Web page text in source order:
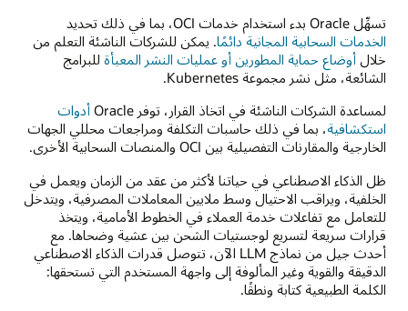
تسهِّل Oracle بدء استخدام خدمات OCI، بما في ذلك تحديد
الخدمات السحابية المجانية دائمًا. يمكن للشركات الناشئة التعلم من
خلال أوضاع حماية المطورين أو عمليات النشر المعبأة للبرامج
الشائعة، مثل نشر مجموعة Kubernetes.
لمساعدة الشركات الناشئة في اتخاذ القرار، توفر Oracle
أدوات
استكشافية، بما في ذلك حاسبات التكلفة ومراجعات محللي الجهات
الخارجية والمقارنات التفصيلية بين OCI والمنصات السحابية الأخرى.
ظل الذكاء الاصطناعي في حياتنا لأكثر من عقد من الزمان ويعمل في
الخلفية، ويراقب الاحتيال وسط ملايين المعاملات المصرفية، ويتدخل
للتعامل مع تفاعلات خدمة العملاء في الخطوط الأمامية، ويتخذ
قرارات سريعة لتسريع لوجستيات الشحن بين عشية وضحاها. مع
أحدث جيل من نماذج LLM الآن، تتوصل قدرات الذكاء الاصطناعي
الدقيقة والقوية وغير المألوفة إلى واجهة المستخدم التي تستحقها:
الكلمة الطبيعية كتابة ونطقًا.